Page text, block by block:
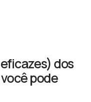
dos
pode